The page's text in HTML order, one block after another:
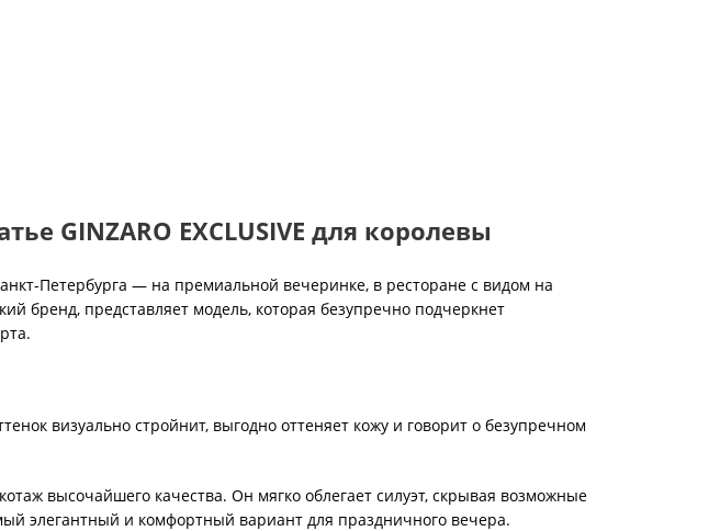
GINZARO EXCLUSIVE для королевы
Петербурга — на премиальной вечеринке, в ресторане с видом на
бренд, представляет модель, которая безупречно подчеркнет
визуально стройнит, выгодно оттеняет кожу и говорит о безупречном
высочайшего качества. Он мягко облегает силуэт, скрывая возможные
элегантный и комфортный вариант для праздничного вечера.